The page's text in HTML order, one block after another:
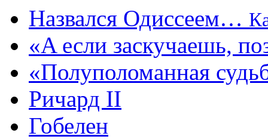
Назвался Одиссеем…
«A если заскучаешь,
«Полуполоманная
Ричард II
Гобелен